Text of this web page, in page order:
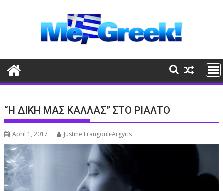
“Η ΔΙΚΗ ΜΑΣ ΚΑΛΛΑΣ” ΣΤΟ ΡΙΑΛΤΟ
April 1, 2017 Justine Frangouli-Argyris